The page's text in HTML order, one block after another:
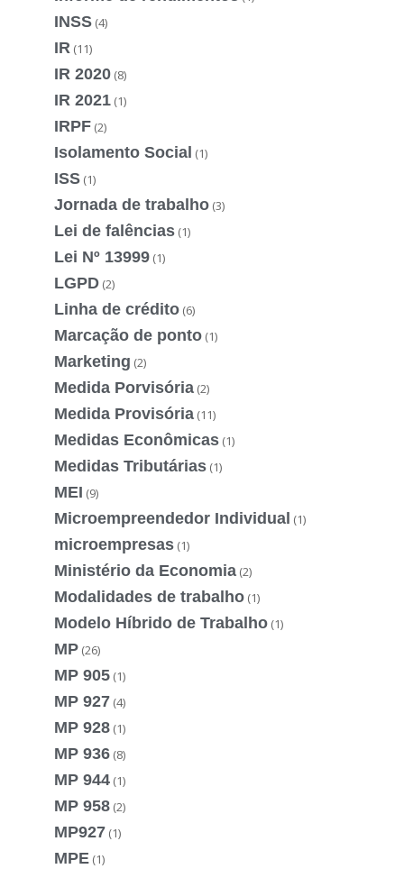
INSS (4)
IR (11)
IR 2020 (8)
IR 2021 (1)
IRPF (2)
Isolamento Social (1)
ISS (1)
Jornada de trabalho (3)
Lei de falências (1)
Lei Nº 13999 (1)
LGPD (2)
Linha de crédito (6)
Marcação de ponto (1)
Marketing (2)
Medida Porvisória (2)
Medida Provisória (11)
Medidas Econômicas (1)
Medidas Tributárias (1)
MEI (9)
Microempreendedor Individual (1)
microempresas (1)
Ministério da Economia (2)
Modalidades de trabalho (1)
Modelo Híbrido de Trabalho (1)
MP (26)
MP 905 (1)
MP 927 (4)
MP 928 (1)
MP 936 (8)
MP 944 (1)
MP 958 (2)
MP927 (1)
MPE (1)